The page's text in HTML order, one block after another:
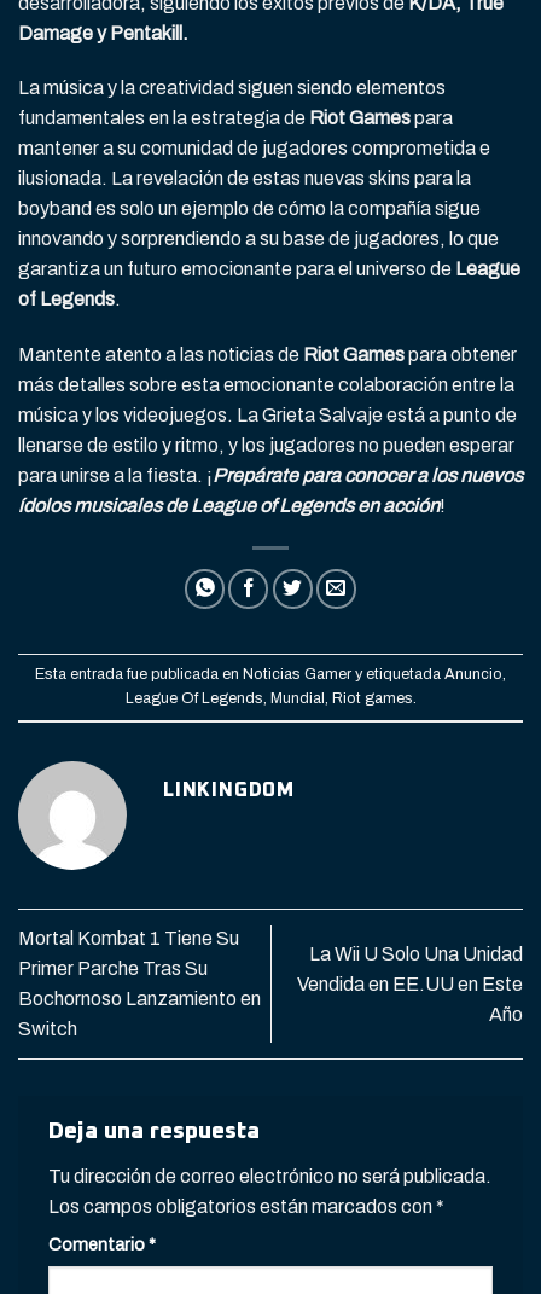
Damage y Pentakill.
La música y la creatividad siguen siendo elementos
fundamentales en la estrategia de Riot Gamespara
mantener a su comunidad de jugadores comprometida e
ilusionada. La revelación de estas nuevas skins para la
boyband es solo un ejemplo de cómo la compañía sigue
innovando y sorprendiendo a su base de jugadores, lo que
garantiza un futuro emocionante para el universo de League
of Legends.
Mantente atento a las noticias de Riot Gamespara obtener
más detalles sobre esta emocionante colaboración entre la
música y los videojuegos. La Grieta Salvaje está a punto de
llenarse de estilo y ritmo, y los jugadores no pueden esperar
para unirse a la fiesta. ¡Prepárate para conocer a los nuevos
ídolos musicales de League of Legends en acción!
Esta entrada fue publicada en Noticias Gamer y etiquetada Anuncio,
League Of Legends, Mundial , Riot games.
LINKINGDOM
Mortal Kombat 1 Tiene Su
Primer Parche Tras Su
Bochornoso Lanzamiento en
Switch
La Wii U Solo Una Unidad
Vendida en EE.UU en Este
Año
Deja una respuesta
Tu dirección de correo electrónico no será publicada.
Los campos obligatorios están marcados con*
Comentario*